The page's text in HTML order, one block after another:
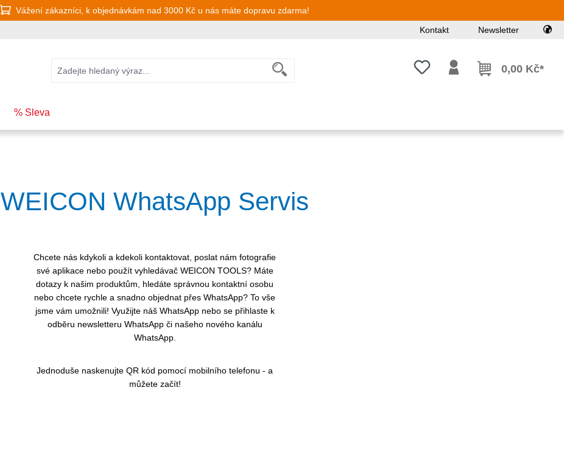
Vážení zákazníci, k objednávkám nad 3000 Kč u nás máte dopravu zdarma!
Kontakt Newsletter
Máte 0 položky v seznamu přání
0,00 Kč*
% Sleva
WEICON WhatsApp Servis
Chcete nás kdykoli a kdekoli kontaktovat, poslat nám fotografie
své aplikace nebo použít vyhledávač WEICON TOOLS? Máte
dotazy k našim produktům, hledáte správnou kontaktní osobu
nebo chcete rychle a snadno objednat přes WhatsApp? To vše
jsme vám umožnili! Využijte náš WhatsApp nebo se přihlaste k
odběru newsletteru WhatsApp či našeho nového kanálu
WhatsApp.
Jednoduše naskenujte QR kód pomocí mobilního telefonu - a
můžete začít!